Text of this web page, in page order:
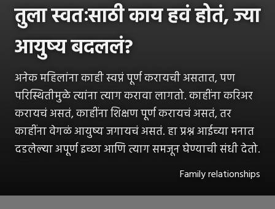
तुला स्वतःसाठी काय हवं होतं, ज्या
आयुष्य बदललं?
अनेक महिलांना काही स्वप्नं पूर्ण करायची असतात, पण
परिस्थितीमुळे त्यांना त्याग करावा लागतो. काहींना करिअर
करायचं असतं, काहींना शिक्षण पूर्ण करायचं असतं, तर
काहींना वेगळं आयुष्य जगायचं असतं. हा प्रश्न आईच्या मनात
दडलेल्या अपूर्ण इच्छा आणि त्याग समजून घेण्याची संधी देतो.
Family relationships